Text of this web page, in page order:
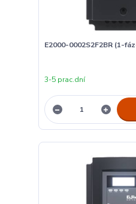
E2000-0002S2F2BR (1-
3-5 prac.dní